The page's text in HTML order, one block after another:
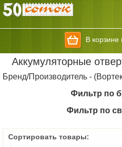
В корзине
Аккумуляторные
Бренд/Производитель -
Фильтр по
Фильтр по
Сортировать товары: